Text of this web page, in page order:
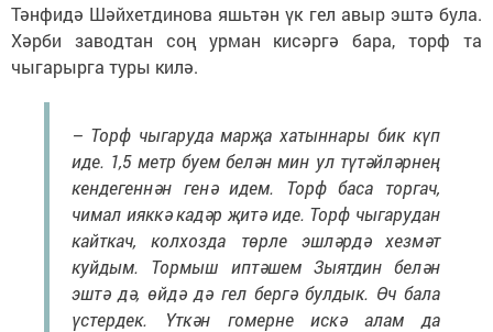
Тәнфидә Шәйхетдинова яшьтән үк гел авыр эштә була.
Хәрби заводтан соң урман кисәргә бара, торф та
чыгарырга туры килә.
– Торф чыгаруда марҗа хатыннары бик күп
иде. 1,5 метр буем белән мин ул түтәйләрнең
кендегеннән генә идем. Торф баса торгач,
чимал ияккә кадәр җитә иде. Торф чыгарудан
кайткач, колхозда төрле эшләрдә хезмәт
куйдым. Тормыш иптәшем Зыятдин белән
эштә дә, өйдә дә гел бергә булдык. Өч бала
үстердек. Үткән гомерне искә алам да